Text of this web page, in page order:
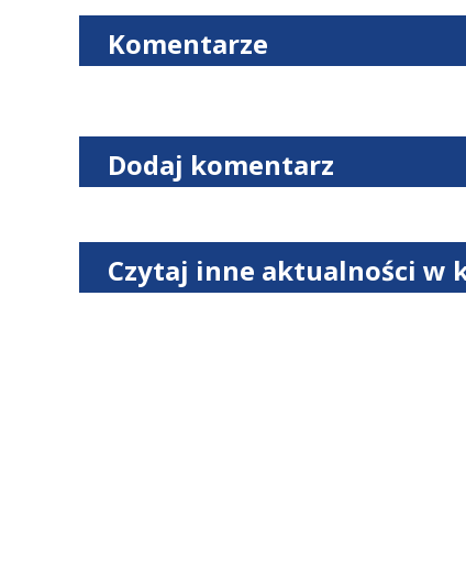
Komentarze
Dodaj komentarz
Czytaj inne aktualności w